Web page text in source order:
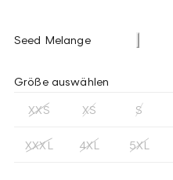
Seed Melange
Größe auswählen
XXS XS S
XXXL 4XL 5XL